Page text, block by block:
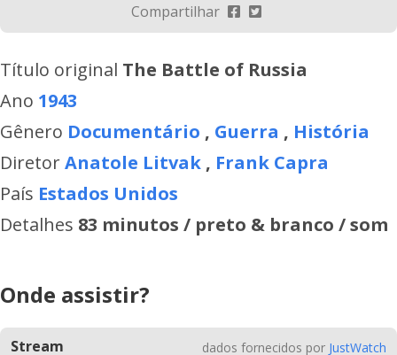
Compartilhar
Título original The Battle of Russia
Ano 1943
Gênero Documentário , Guerra , História
DiretorAnatole Litvak , Frank Capra
País Estados Unidos
Detalhes 83 minutos / preto & branco / som
Onde assistir?
Stream dados fornecidos por JustWatch